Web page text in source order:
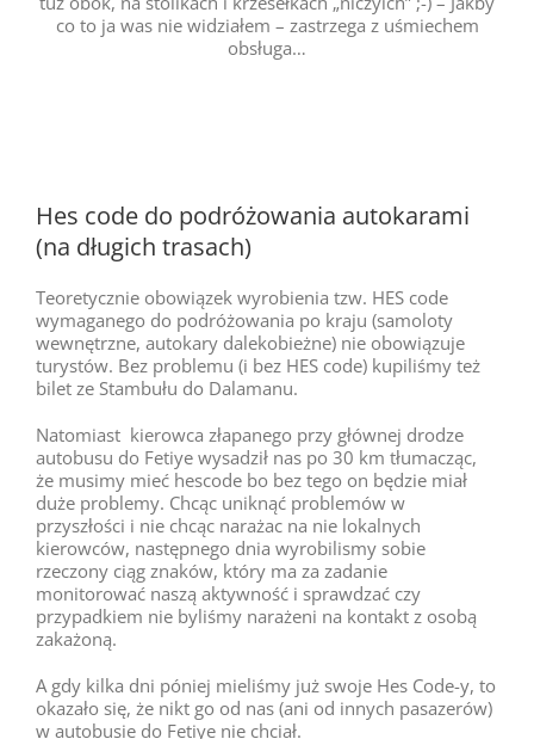
co to ja was nie widziałem – zastrzega z uśmiechem
obsługa…
Hes code do podróżowania autokarami
(na długich trasach)
Teoretycznie obowiązek wyrobienia tzw. HES code
wymaganego do podróżowania po kraju (samoloty
wewnętrzne, autokary dalekobieżne) nie obowiązuje
turystów. Bez problemu (i bez HES code) kupiliśmy też
bilet ze Stambułu do Dalamanu.
Natomiast kierowca złapanego przy głównej drodze
autobusu do Fetiye wysadził nas po 30 km tłumacząc,
że musimy mieć hescode bo bez tego on będzie miał
duże problemy. Chcąc uniknąć problemów w
przyszłości i nie chcąc narażac na nie lokalnych
kierowców, następnego dnia wyrobilismy sobie
rzeczony ciąg znaków, który ma za zadanie
monitorować naszą aktywność i sprawdzać czy
przypadkiem nie byliśmy narażeni na kontakt z osobą
zakażoną.
A gdy kilka dni póniej mieliśmy już swoje Hes Code-y, to
okazało się, że nikt go od nas (ani od innych pasazerów)
w autobusie do Fetiye nie chciał.